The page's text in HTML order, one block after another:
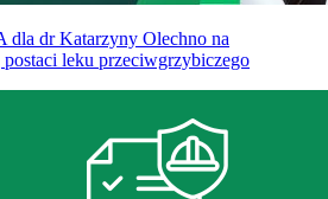
dr Katarzyny Olechno na
leku przeciwgrzybiczego